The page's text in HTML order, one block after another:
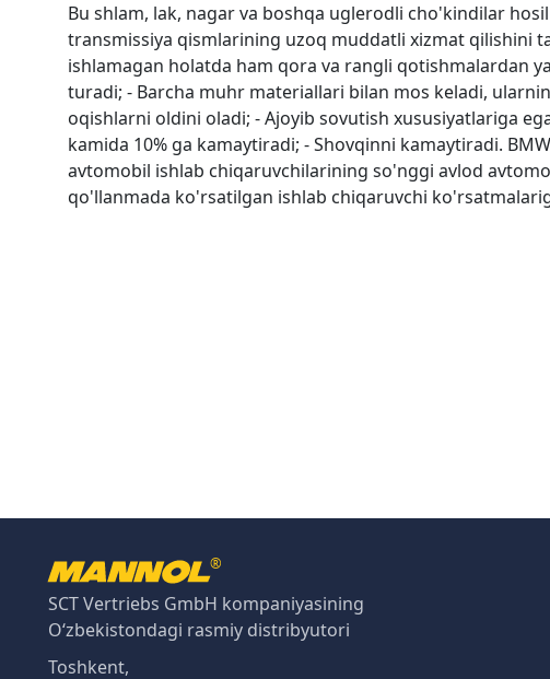
Bu shlam, lak, nagar va boshqa uglerodli cho'kindilar
transmissiya qismlarining uzoq muddatli xizmat qilishini
ishlamagan holatda ham qora va rangli qotishmalardan
turadi; - Barcha muhr materiallari bilan mos keladi,
oqishlarni oldini oladi; - Ajoyib sovutish xususiyatlariga
kamida 10% ga kamaytiradi; - Shovqinni kamaytiradi.
avtomobil ishlab chiqaruvchilarining so'nggi avlod
qo'llanmada ko'rsatilgan ishlab chiqaruvchi
®
SCT Vertriebs GmbH kompaniyasining
O‘zbekistondagi rasmiy distribyutori
Toshkent,